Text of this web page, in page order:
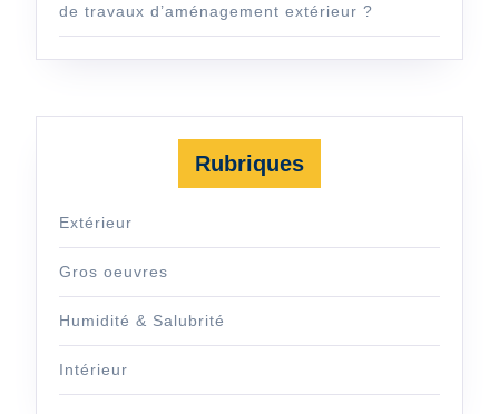
de travaux d’aménagement extérieur ?
Rubriques
Extérieur
Gros oeuvres
Humidité & Salubrité
Intérieur